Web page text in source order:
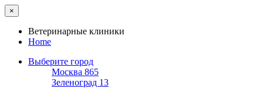
×
Ветеринарные клиники
Home
Выберите город
Москва 865
Зеленоград 13